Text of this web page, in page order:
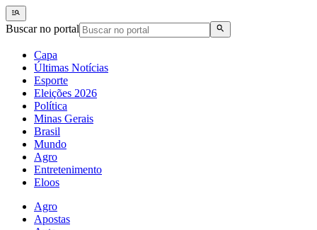
Buscar no portal
Capa
Últimas Notícias
Esporte
Eleições 2026
Política
Minas Gerais
Brasil
Mundo
Agro
Entretenimento
Eloos
Agro
Apostas